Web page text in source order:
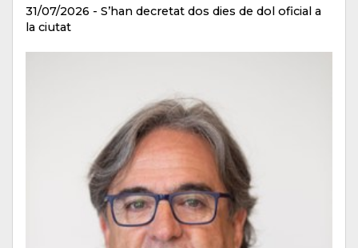
31/07/2026 - S’han decretat dos dies de dol oficial a
la ciutat